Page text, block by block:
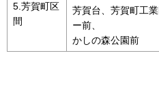
5.芳賀町区
間
芳賀台、芳賀町工
ー前、
かしの森公園前